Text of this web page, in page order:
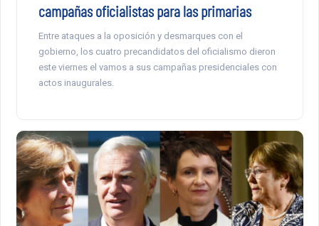
campañas oficialistas para las primarias
Entre ataques a la oposición y desmarques con el
gobierno, los cuatro precandidatos del oficialismo dieron
este viernes el vamos a sus campañas presidenciales con
actos inaugurales.